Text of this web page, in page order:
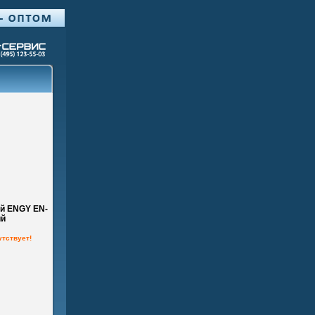
ENGY EN-